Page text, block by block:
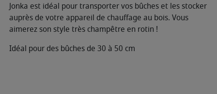
Jonka est idéal pour transporter vos bûches et les stocker
auprès de votre appareil de chauffage au bois. Vous
aimerez son style très champêtre en rotin !
Idéal pour des bûches de 30 à 50 cm